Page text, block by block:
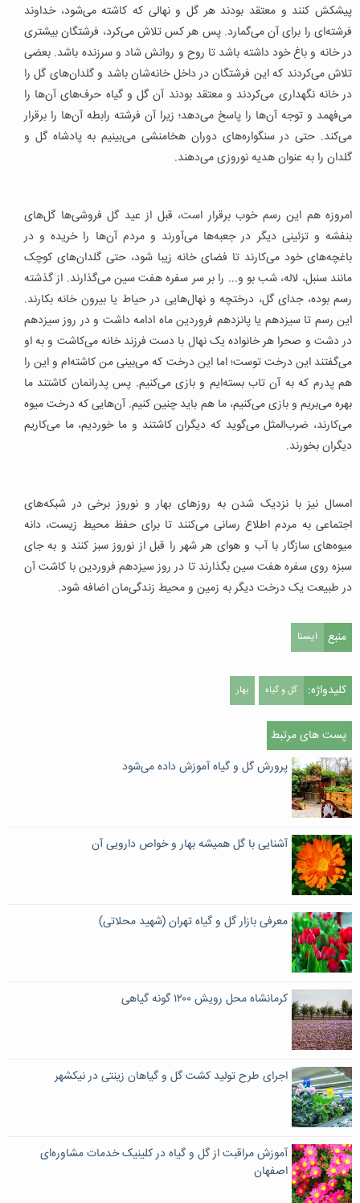
پیشکش کنند و معتقد بودند هر گل و نهالی که کاشته می‌شود، خداوند
فرشته‌ای را برای آن می‌گمارد. پس هر کس تلاش می‌کرد، فرشتگان بیشتری
در خانه و باغ خود داشته باشد تا روح و روانش شاد و سرزنده باشد. بعضی
تلاش می‌کردند که این فرشتگان در داخل خانه‌شان باشد و گلدان‌های گل را
در خانه نگهداری می‌کردند و معتقد بودند آن گل و گیاه حرف‌های آن‌ها را
می‌فهمد و توجه آن‌ها را پاسخ می‌دهد؛ زیرا آن فرشته رابطه آن‌ها را برقرار
می‌کند. حتی در سنگواره‌های دوران هخامنشی می‌بینیم به پادشاه گل و
گلدان را به عنوان هدیه نوروزی می‌دهند.
امروزه هم این رسم خوب برقرار است، قبل از عید گل فروشی‌ها گل‌های
بنفشه و تزئینی دیگر در جعبه‌ها می‌آورند و مردم آن‌ها را خریده و در
باغچه‌های خود می‌کارند تا فضای خانه زیبا شود، حتی گلدان‌های کوچک
مانند سنبل، لاله، شب بو و... را بر سر سفره هفت سین می‌گذارند. از گذشته
رسم بوده، جدای گل، درختچه و نهال‌هایی در حیاط یا بیرون خانه بکارند.
این رسم تا سیزدهم یا پانزدهم فروردین ماه ادامه داشت و در روز سیزدهم
در دشت و صحرا هر خانواده یک نهال با دست فرزند خانه می‌کاشت و به او
می‌گفتند این درخت توست؛ اما این درخت که می‌بینی من کاشته‌ام و این را
هم پدرم که به آن تاب بسته‌ایم و بازی می‌کنیم. پس پدرانمان کاشتند ما
بهره می‌بریم و بازی می‌کنیم، ما هم باید چنین کنیم. آن‌هایی که درخت میوه
می‌کارند، ضرب‌المثل می‌گوید که دیگران کاشتند و ما خوردیم، ما می‌کاریم
دیگران بخورند.
امسال نیز با نزدیک شدن به روزهای بهار و نوروز برخی در شبکه‌های
اجتماعی به مردم اطلاع رسانی می‌کنند تا برای حفظ محیط زیست، دانه
میوه‌های سازگار با آب و هوای هر شهر را قبل از نوروز سبز کنند و به جای
سبزه روی سفره هفت سین بگذارند تا در روز سیزدهم فروردین با کاشت آن
در طبیعت یک درخت دیگر به زمین و محیط زندگی‌مان اضافه شود.
منبع ایسنا
کلیدواژه: گل و گیاه بهار
پست های مرتبط
پرورش گل و گیاه آموزش داده می‌شود
آشنایی با گل همیشه بهار و خواص دارویی آن
معرفی بازار گل و گیاه تهران (شهید محلاتی)
کرمانشاه محل رویش ۱۲۰۰ گونه گیاهی
اجرای طرح تولید کشت گل و گیاهان زینتی در نیکشهر
آموزش مراقبت از گل و گیاه در کلینیک خدمات مشاوره‌ای
اصفهان